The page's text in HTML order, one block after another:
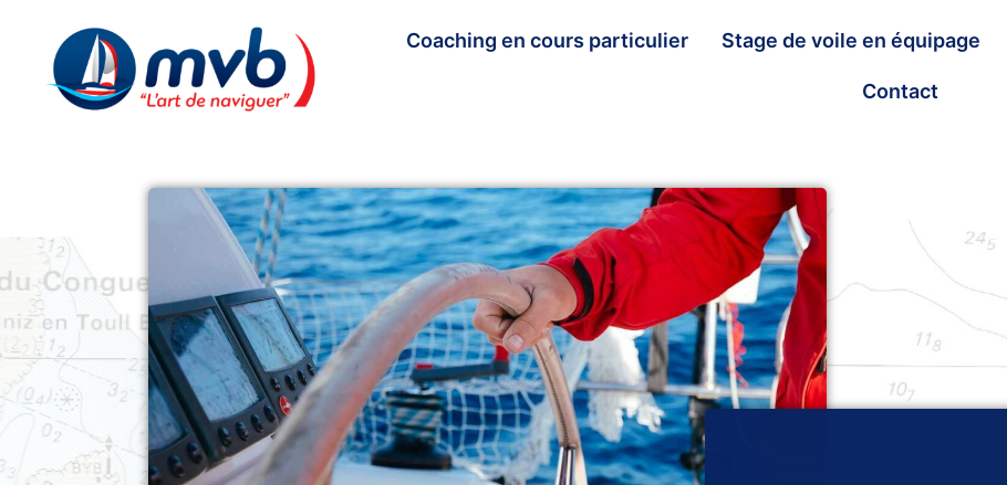
Coaching en cours particulier Stage de voile en équipage
Contact